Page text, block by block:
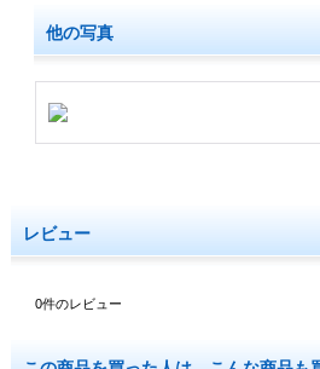
他の写真
レビュー
0件のレビュー